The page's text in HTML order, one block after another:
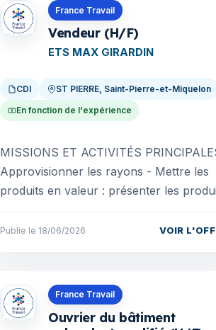
France Travail
Vendeur (H/F)
ETS MAX GIRARDIN
CDI ST PIERRE, Saint-Pierre-et-Miquelon
En fonction de l'expérience
MISSIONS ET ACTIVITÉS
Approvisionner les rayons - Mettre les
produits en valeur : présenter les
argumenter...
Publie le 18/06/2026 VOIR
Offres en Saint-Pierre-et-Miquelon
France Travail
Ouvrier du bâtiment
Offres en Saint-Pierre-et-Miquelon